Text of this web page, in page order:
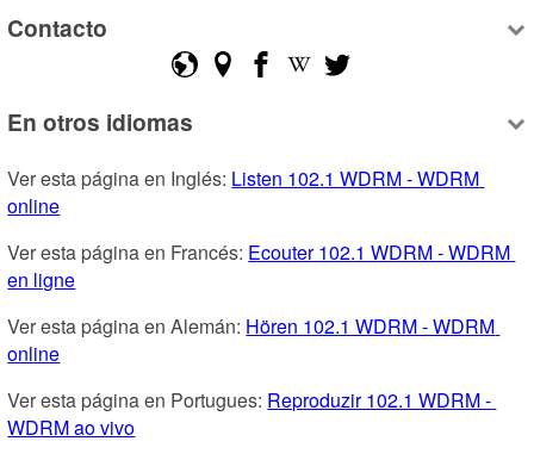
Contacto
En otros idiomas
Ver esta página en Inglés: Listen 102.1 WDRM - WDRM
online
Ver esta página en Francés: Ecouter 102.1 WDRM - WDRM
en ligne
Ver esta página en Alemán: Hören 102.1 WDRM - WDRM
online
Ver esta página en Portugues: Reproduzir 102.1 WDRM -
WDRM ao vivo